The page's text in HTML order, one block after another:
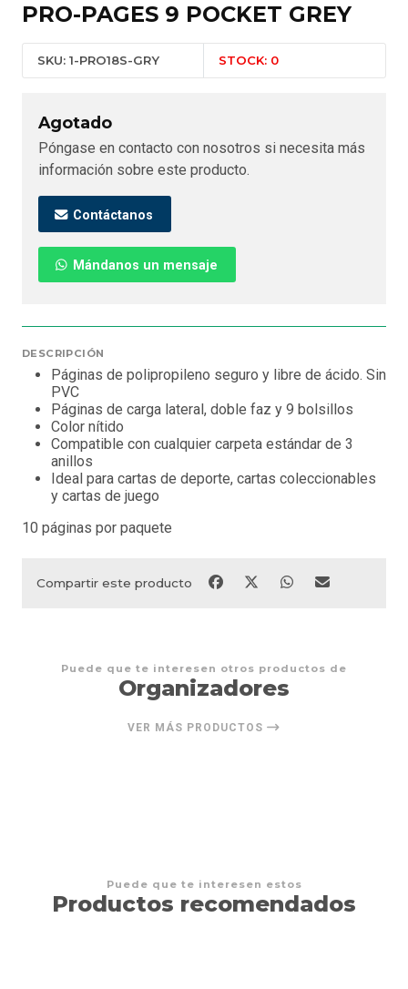
PRO-PAGES 9 POCKET GREY
SKU: 1-PRO18S-GRY STOCK: 0
Agotado
Póngase en contacto con nosotros si necesita más
información sobre este producto.
Contáctanos
Mándanos un mensaje
DESCRIPCIÓN
Páginas de polipropileno seguro y libre de ácido. Sin
PVC
Páginas de carga lateral, doble faz y 9 bolsillos
Color nítido
Compatible con cualquier carpeta estándar de 3
anillos
Ideal para cartas de deporte, cartas coleccionables
y cartas de juego
10 páginas por paquete
Compartir este producto
Puede que te interesen otros productos de
Organizadores
VER MÁS PRODUCTOS
Puede que te interesen estos
Productos recomendados